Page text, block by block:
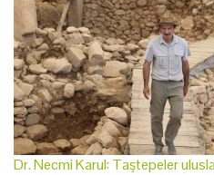
Dr. Necmi Karul: Taştepeler